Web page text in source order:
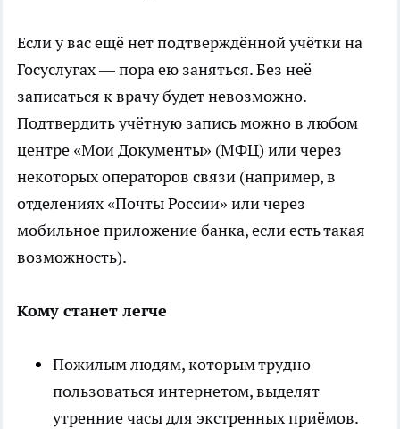
Если у вас ещё нет подтверждённой учётки на
Госуслугах — пора ею заняться. Без неё
записаться к врачу будет невозможно.
Подтвердить учётную запись можно в любом
центре «Мои Документы» (МФЦ) или через
некоторых операторов связи (например, в
отделениях «Почты России» или через
мобильное приложение банка, если есть такая
возможность).
Кому станет легче
Пожилым людям, которым трудно
пользоваться интернетом, выделят
утренние часы для экстренных приёмов.